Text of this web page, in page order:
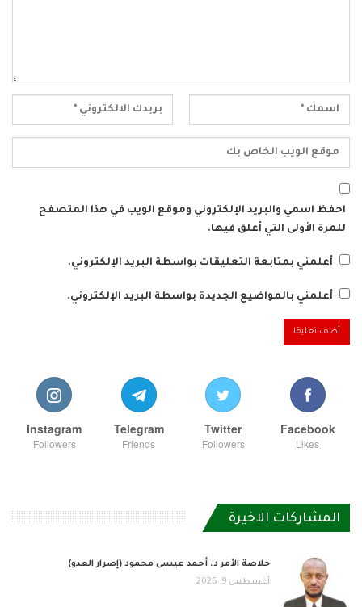
احفظ اسمي والبريد الإلكتروني وموقع الويب في هذا المتصفح
للمرة الأولى التي أعلق فيها.
أعلمني بمتابعة التعليقات بواسطة البريد الإلكتروني.
أعلمني بالمواضيع الجديدة بواسطة البريد الإلكتروني.
Facebook
Likes
Twitter
Followers
Telegram
Friends
Instagram
Followers
المشاركات الاخيرة
خلاصة الأمر د. أحمد عيسى محمود (إصرار العدو)
أغسطس 9, 2026